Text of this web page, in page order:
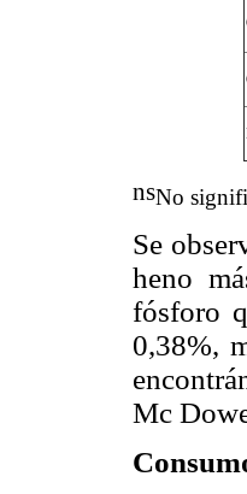
nsNo
Se
heno
fósforo
0,38%,
Mc